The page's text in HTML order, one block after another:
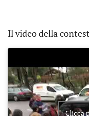
Il video della
Clicca